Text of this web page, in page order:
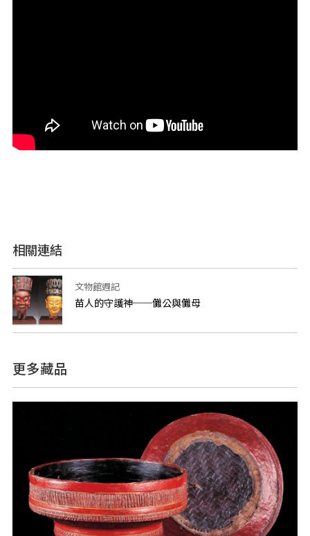
相關連結
文物館週記
苗人的守護神──儺公與儺母
更多藏品